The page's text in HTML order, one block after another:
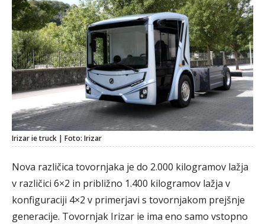
Irizar ie truck | Foto: Irizar
Nova različica tovornjaka je do 2.000 kilogramov lažja
v različici 6×2 in približno 1.400 kilogramov lažja v
konfiguraciji 4×2 v primerjavi s tovornjakom prejšnje
generacije. Tovornjak Irizar ie ima eno samo vstopno